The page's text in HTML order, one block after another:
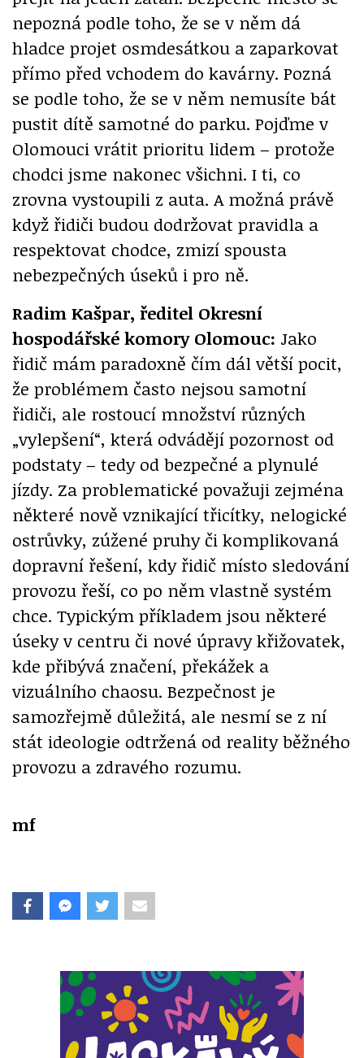
nepozná podle toho, že se v něm dá
hladce projet osmdesátkou a zaparkovat
přímo před vchodem do kavárny. Pozná
se podle toho, že se v něm nemusíte bát
pustit dítě samotné do parku. Pojďme v
Olomouci vrátit prioritu lidem – protože
chodci jsme nakonec všichni. I ti, co
zrovna vystoupili z auta. A možná právě
když řidiči budou dodržovat pravidla a
respektovat chodce, zmizí spousta
nebezpečných úseků i pro ně.
Radim Kašpar, ředitel Okresní
hospodářské komory Olomouc: Jako
řidič mám paradoxně čím dál větší pocit,
že problémem často nejsou samotní
řidiči, ale rostoucí množství různých
„vylepšení“, která odvádějí pozornost od
podstaty – tedy od bezpečné a plynulé
jízdy. Za problematické považuji zejména
některé nově vznikající třicítky, nelogické
ostrůvky, zúžené pruhy či komplikovaná
dopravní řešení, kdy řidič místo sledování
provozu řeší, co po něm vlastně systém
chce. Typickým příkladem jsou některé
úseky v centru či nové úpravy křižovatek,
kde přibývá značení, překážek a
vizuálního chaosu. Bezpečnost je
samozřejmě důležitá, ale nesmí se z ní
stát ideologie odtržená od reality běžného
provozu a zdravého rozumu.
mf